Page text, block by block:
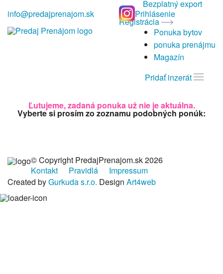
info@predajprenajom.sk
Bezplatný export
Prihlásenie
Registrácia
Ponuka bytov
ponuka prenájmu
Magazín
Pridať inzerát
Ľutujeme, zadaná ponuka už nie je aktuálna.
Vyberte si prosím zo zoznamu podobných ponúk:
© Copyright PredajPrenajom.sk 2026
Kontakt
Pravidlá
Impressum
Created byGurkuda s.r.o. Design Art4web